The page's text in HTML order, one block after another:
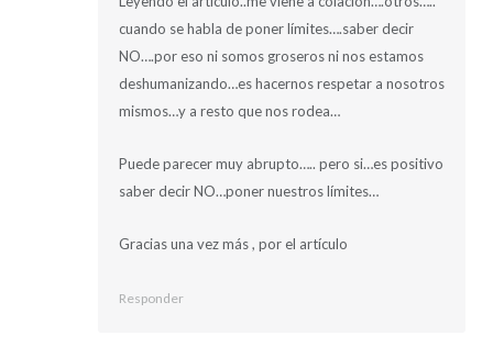
cuando se habla de poner límites….saber decir
NO….por eso ni somos groseros ni nos estamos
deshumanizando…es hacernos respetar a nosotros
mismos…y a resto que nos rodea…
Puede parecer muy abrupto….. pero si…es positivo
saber decir NO…poner nuestros límites…
Gracias una vez más , por el artículo
Responder